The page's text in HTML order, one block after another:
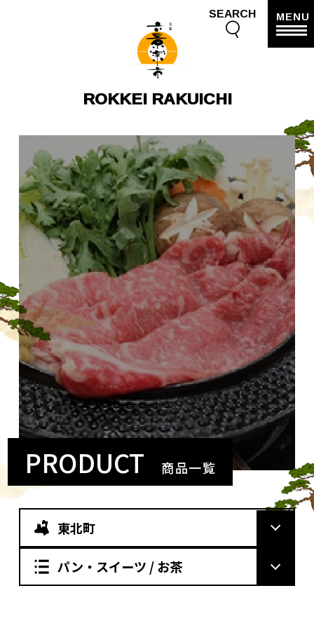
ROKKEI RAKUICHI
SEARCH MENU
PRODUCT 商品一覧
東北町
パン・スイーツ / お茶